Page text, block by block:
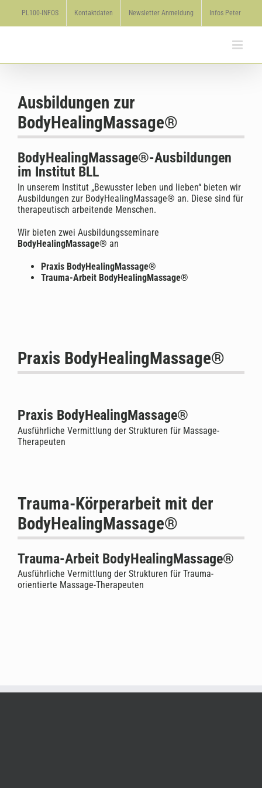
springen
PL100-INFOS Kontaktdaten Newsletter Anmeldung Infos Peter
Ausbildungen zur
BodyHealingMassage®
BodyHealingMassage®-Ausbildungen
im Institut BLL
In unserem Institut „Bewusster leben und lieben“ bieten wir
Ausbildungen zur BodyHealingMassage® an. Diese sind für
therapeutisch arbeitende Menschen.
Wir bieten zwei Ausbildungsseminare
BodyHealingMassage® an
Praxis BodyHealingMassage®
Trauma-Arbeit BodyHealingMassage®
Praxis BodyHealingMassage®
Praxis BodyHealingMassage®
Ausführliche Vermittlung der Strukturen für Massage-
Therapeuten
Trauma-Körperarbeit mit der
BodyHealingMassage®
Trauma-Arbeit BodyHealingMassage®
Ausführliche Vermittlung der Strukturen für Trauma-
orientierte Massage-Therapeuten